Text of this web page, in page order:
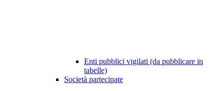
Enti pubblici vigilati (da pubblicare in
tabelle)
Società partecipate